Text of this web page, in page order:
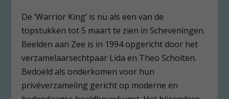
De ‘Warrior King’ is nu als een van de
topstukken tot 5 maart te zien in Scheveningen.
Beelden aan Zee is in 1994 opgericht door het
verzamelaarsechtpaar Lida en Theo Scholten.
Bedoeld als onderkomen voor hun
privéverzameling gericht op moderne en